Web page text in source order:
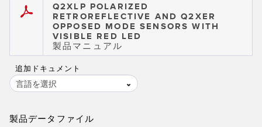
Q2XLP POLARIZED
RETROREFLECTIVE AND Q2XER
OPPOSED MODE SENSORS WITH
VISIBLE RED LED
製品マニュアル
追加ドキュメント
言語を選択
製品データファイル